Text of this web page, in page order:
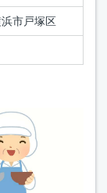
市戸塚区